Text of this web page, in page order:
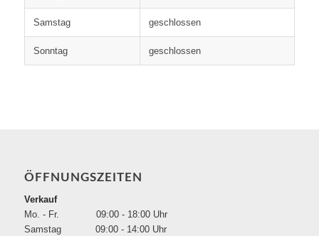
Samstag geschlossen
Sonntag geschlossen
ÖFFNUNGSZEITEN
Verkauf
Mo. - Fr. 09:00 - 18:00 Uhr
Samstag 09:00 - 14:00 Uhr